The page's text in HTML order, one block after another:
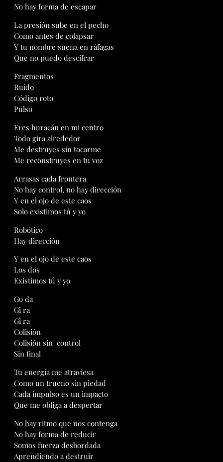
No hay forma de escapar
La presión sube en el pecho
Como antes de colapsar
Y tu nombre suena en ráfagas
Que no puedo descifrar
Fragmentos
Ruido
Código roto
Pulso
Eres huracán en mi centro
Todo gira alrededor
Me destruyes sin tocarme
Me reconstruyes en tu voz
Arrasas cada frontera
No hay control, no hay dirección
Y en el ojo de este caos
Solo existimos tú y yo
Robótico
Hay dirección
Y en el ojo de este caos
Los dos
Existimos tú y yo
Go da
Gi ra
Gi ra
Colisión
Colisión sin control
Sin final
Tu energía me atraviesa
Como un trueno sin piedad
Cada impulso es un impacto
Que me obliga a despertar
No hay ritmo que nos contenga
No hay forma de reducir
Somos fuerza desbordada
Aprendiendo a destruir